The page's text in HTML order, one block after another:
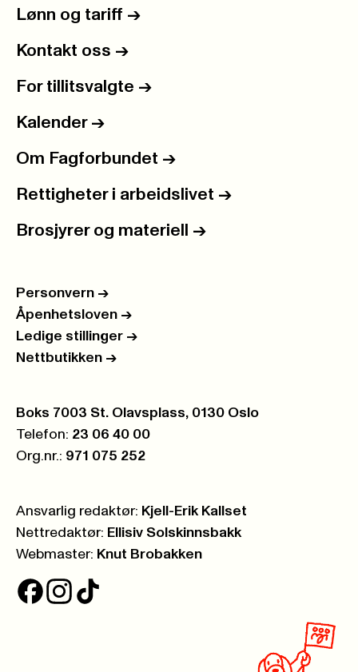
Lønn og tariff ->
Kontakt oss ->
For tillitsvalgte ->
Kalender ->
Om Fagforbundet ->
Rettigheter i arbeidslivet ->
Brosjyrer og materiell ->
Personvern ->
Åpenhetsloven ->
Ledige stillinger ->
Nettbutikken ->
Postboks:
Boks 7003 St. Olavsplass, 0130 Oslo
Telefon: 23 06 40 00
Org.nr.: 971 075 252
Ansvarlig redaktør: Kjell-Erik Kallset
Nettredaktør: Ellisiv Solskinnsbakk
Webmaster: Knut Brobakken